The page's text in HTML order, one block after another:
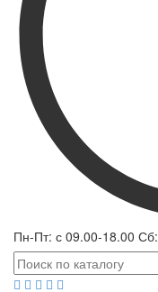
Пн-Пт: с 09.00-18.00